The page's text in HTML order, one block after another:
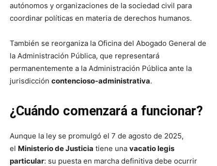
autónomos y organizaciones de la sociedad civil para
coordinar políticas en materia de derechos humanos.
También se reorganiza la Oficina del Abogado General de
la Administración Pública, que representará
permanentemente a la Administración Pública ante la
jurisdicción contencioso-administrativa.
¿Cuándo comenzará a funcionar?
Aunque la ley se promulgó el 7 de agosto de 2025,
el Ministerio de Justicia tiene una vacatio legis
particular: su puesta en marcha definitiva debe ocurrir